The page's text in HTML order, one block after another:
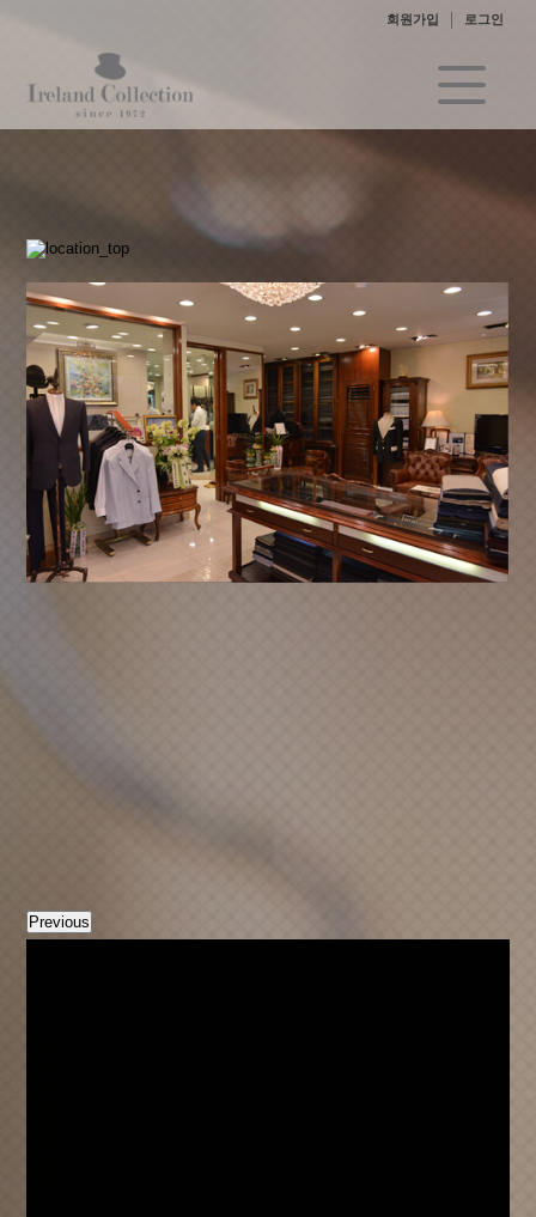
회원가입 로그인
Previous